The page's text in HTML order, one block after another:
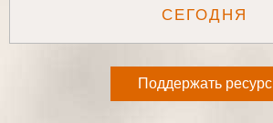
СЕГОДНЯ
Поддержать ресурс